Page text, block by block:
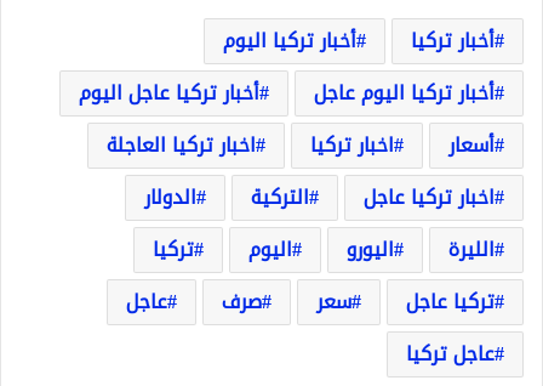
أخبار تركيا
أخبار تركيا اليوم
أخبار تركيا اليوم عاجل
أخبار تركيا عاجل اليوم
أسعار
اخبار تركيا
اخبار تركيا العاجلة
اخبار تركيا عاجل
التركية
الدولار
الليرة
اليورو اليوم
تركيا
تركيا عاجل
سعر صرف
عاجل
عاجل تركيا